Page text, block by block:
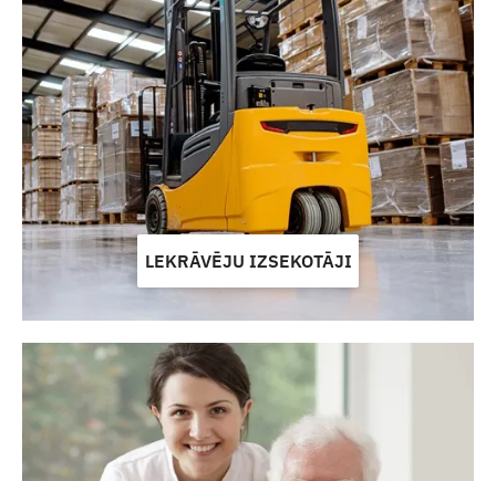
LEKRĀVĒJU IZSEKOTĀJI